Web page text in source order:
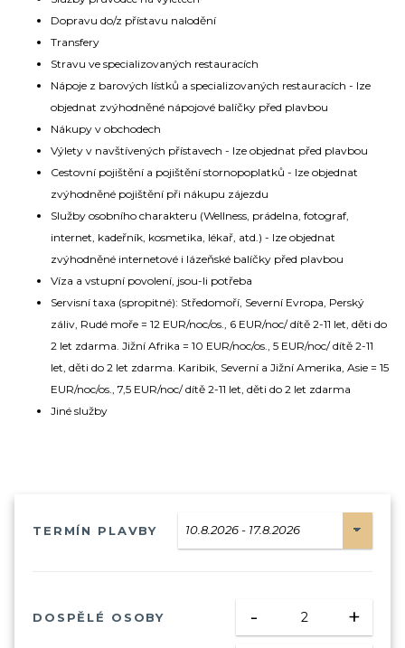
Dopravu do/z přístavu nalodění
Transfery
Stravu ve specializovaných restauracích
Nápoje z barových lístků a specializovaných restauracích - lze
objednat zvýhodněné nápojové balíčky před plavbou
Nákupy v obchodech
Výlety v navštívených přístavech - lze objednat před plavbou
Cestovní pojištění a pojištění stornopoplatků - lze objednat
zvýhodněné pojištění při nákupu zájezdu
Služby osobního charakteru (Wellness, prádelna, fotograf,
internet, kadeřník, kosmetika, lékař, atd.) - lze objednat
zvýhodněné internetové i lázeňské balíčky před plavbou
Víza a vstupní povolení, jsou-li potřeba
Servisní taxa (spropitné): Středomoří, Severní Evropa, Perský
záliv, Rudé moře = 12 EUR/noc/os., 6 EUR/noc/ dítě 2-11 let, děti do
2 let zdarma. Jižní Afrika = 10 EUR/noc/os., 5 EUR/noc/ dítě 2-11
let, děti do 2 let zdarma. Karibik, Severní a Jižní Amerika, Asie = 15
EUR/noc/os., 7,5 EUR/noc/ dítě 2-11 let, děti do 2 let zdarma
Jiné služby
TERMÍN PLAVBY
DOSPĚLÉ OSOBY - +